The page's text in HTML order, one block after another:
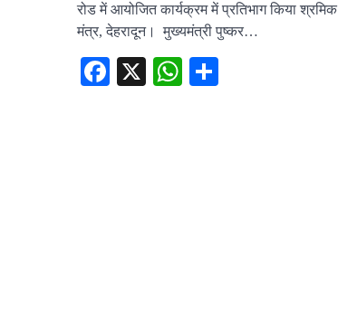
रोड में आयोजित कार्यक्रम में प्रतिभाग किया श्रमिक
मंत्र, देहरादून। मुख्यमंत्री पुष्कर…
Facebook
X WhatsApp